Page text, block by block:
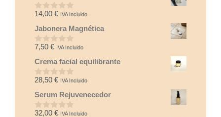
0
e
5
14,00 € IVA Incluido
Jabonera Magnética
0
e
5
7,50 € IVA Incluido
Crema facial equilibrante
0
e
5
28,50 € IVA Incluido
Serum Rejuvenecedor
0
32,00 € IVA Incluido